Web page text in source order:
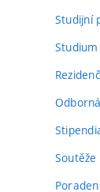
Studijní
Soutěže